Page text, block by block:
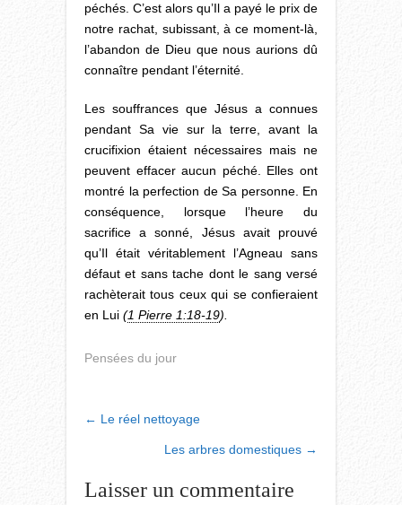
péchés. C’est alors qu’Il a payé le prix de
notre rachat, subissant, à ce moment-là,
l’abandon de Dieu que nous aurions dû
connaître pendant l’éternité.
Les souffrances que Jésus a connues
pendant Sa vie sur la terre, avant la
crucifixion étaient nécessaires mais ne
peuvent effacer aucun péché. Elles ont
montré la perfection de Sa personne. En
conséquence, lorsque l’heure du
sacrifice a sonné, Jésus avait prouvé
qu’Il était véritablement l’Agneau sans
défaut et sans tache dont le sang versé
rachèterait tous ceux qui se confieraient
en Lui (1 Pierre 1:18-19).
Pensées du jour
POST
NAVIGATION
← Le réel nettoyage
Les arbres domestiques →
Laisser un commentaire